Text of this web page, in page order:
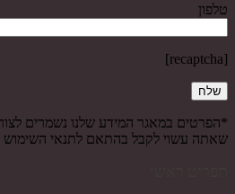
טלפון
[recaptcha]
*הפרטים במאגר המידע שלנו נשמרים
שאתה עשוי לקבל בהתאם לתנאי השימוש